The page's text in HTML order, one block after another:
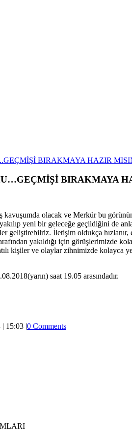
BIRAKMAYA
olacak ve Merkür bu
yeni bir geleceğe geçildiğini de
geliştirebilriz. İletişim oldukça
yakıldığı için görüşlerimizde
kişiler ve olaylar zihnimizde kolayca
saat 19.05 arasındadır.
| 15:03 |0 Comments